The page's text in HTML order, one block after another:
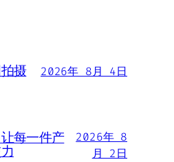
摄 2026年 8月 4日
每一件产
2026年 8
月 2日